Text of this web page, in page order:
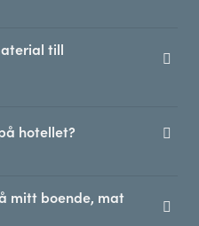
till
hotellet?
mitt boende, mat